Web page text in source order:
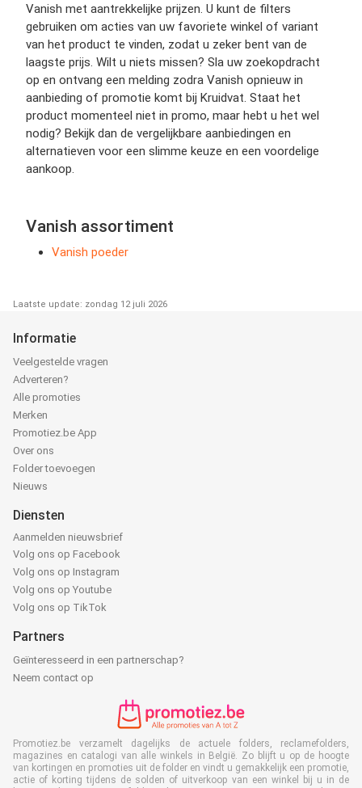
Vanish met aantrekkelijke prijzen. U kunt de filters
gebruiken om acties van uw favoriete winkel of variant
van het product te vinden, zodat u zeker bent van de
laagste prijs. Wilt u niets missen? Sla uw zoekopdracht
op en ontvang een melding zodra Vanish opnieuw in
aanbieding of promotie komt bij Kruidvat. Staat het
product momenteel niet in promo, maar hebt u het wel
nodig? Bekijk dan de vergelijkbare aanbiedingen en
alternatieven voor een slimme keuze en een voordelige
aankoop.
Vanish assortiment
Vanish poeder
Laatste update: zondag 12 juli 2026
Informatie
Veelgestelde vragen
Adverteren?
Alle promoties
Merken
Promotiez.be App
Over ons
Folder toevoegen
Nieuws
Diensten
Aanmelden nieuwsbrief
Volg ons op Facebook
Volg ons op Instagram
Volg ons op Youtube
Volg ons op TikTok
Partners
Geïnteresseerd in een partnerschap?
Neem contact op
Promotiez.be verzamelt dagelijks de actuele folders, reclamefolders,
magazines en catalogi van alle winkels in België. Zo blijft u op de hoogte
van kortingen en promoties uit de folder en vindt u gemakkelijk een promotie,
actie of korting tijdens de solden of uitverkoop van een winkel bij u in de